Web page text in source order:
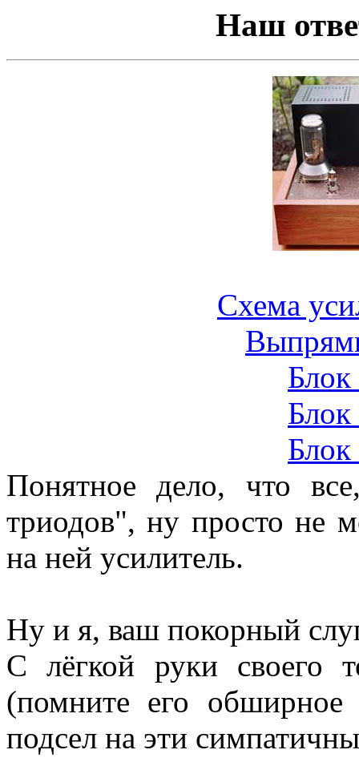
Наш
Схема
Понятное дело, что
триодов", ну просто не
на ней усилитель.
Ну и я, ваш покорный
С лёгкой руки своего
(помните его
подсел на эти